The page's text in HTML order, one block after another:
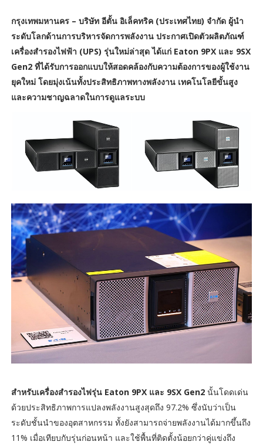
กรุงเทพมหานคร – บริษัท อีตั้น อิเล็คทริค (ประเทศไทย) จำกัด ผู้นำ
ระดับโลกด้านการบริหารจัดการพลังงาน ประกาศเปิดตัวผลิตภัณฑ์
เครื่องสำรองไฟฟ้า (UPS) รุ่นใหม่ล่าสุด ได้แก่ Eaton 9PX และ 9SX
Gen2 ที่ได้รับการออกแบบให้สอดคล้องกับความต้องการของผู้ใช้งาน
ยุคใหม่ โดยมุ่งเน้นทั้งประสิทธิภาพทางพลังงาน เทคโนโลยีขั้นสูง
และความชาญฉลาดในการดูแลระบบ
สำหรับเครื่องสำรองไฟรุ่น Eaton 9PX และ 9SX Gen2 นั้นโดดเด่น
ด้วยประสิทธิภาพการแปลงพลังงานสูงสุดถึง 97.2% ซึ่งนับว่าเป็น
ระดับชั้นนำของอุตสาหกรรม ทั้งยังสามารถจ่ายพลังงานได้มากขึ้นถึง
11% เมื่อเทียบกับรุ่นก่อนหน้า และใช้พื้นที่ติดตั้งน้อยกว่าคู่แข่งถึง